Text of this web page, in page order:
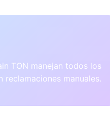
TON manejan todos los
reclamaciones manuales.